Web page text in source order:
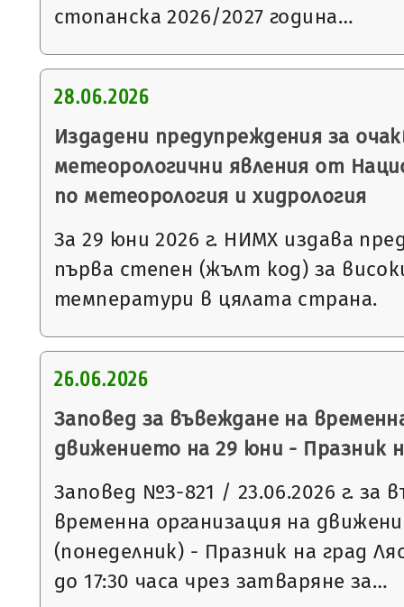
стопанска 2026/2027 година…
28.06.2026
Издадени предупреждения за
метеорологични явления от
по метеорология и хидрология
За 29 юни 2026 г. НИМХ издава
първа степен (жълт код) за
температури в цялата страна.
26.06.2026
Заповед за въвеждане на
движението на 29 юни - Празник
Заповед №З-821 / 23.06.2026 г. за
временна организация на
(понеделник) - Празник на град
до 17:30 часа чрез затваряне за…